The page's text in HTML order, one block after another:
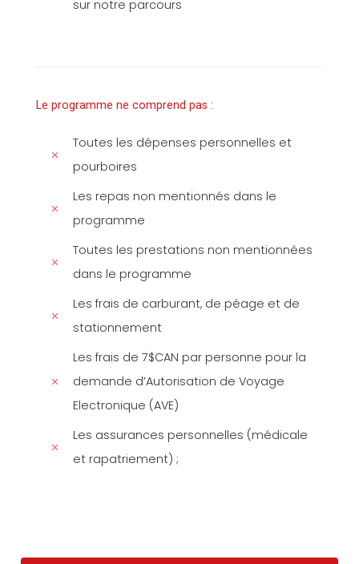
sur notre parcours
Le programme ne comprend pas :
Toutes les dépenses personnelles et
pourboires
Les repas non mentionnés dans le
programme
Toutes les prestations non mentionnées
dans le programme
Les frais de carburant, de péage et de
stationnement
Les frais de 7$CAN par personne pour la
demande d’Autorisation de Voyage
Electronique (AVE)
Les assurances personnelles (médicale
et rapatriement) ;